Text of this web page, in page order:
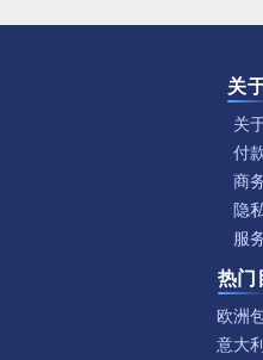
关
关
付
商
隐
服
热门
欧洲
意大